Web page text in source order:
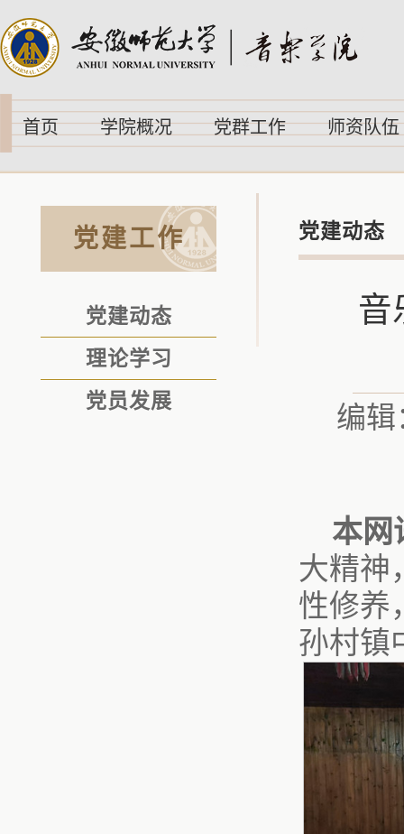
首页 学院概况 党群工作 师资队伍
党建工作
党建动态
理论学习
党员发展
党建动态
音
编辑
本网
大精神
性修养
孙村镇